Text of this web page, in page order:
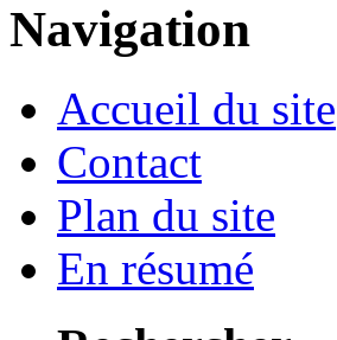
Navigation
Accueil du site
Contact
Plan du site
En résumé